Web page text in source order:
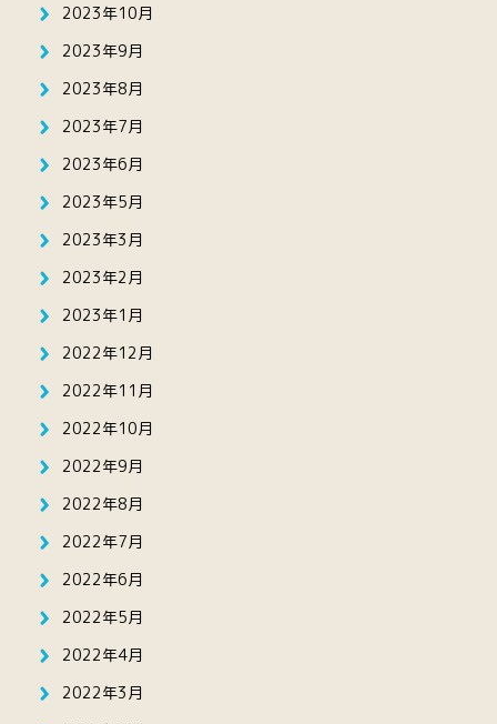
2023年10月
2023年9月
2023年8月
2023年7月
2023年6月
2023年5月
2023年3月
2023年2月
2023年1月
2022年12月
2022年11月
2022年10月
2022年9月
2022年8月
2022年7月
2022年6月
2022年5月
2022年4月
2022年3月